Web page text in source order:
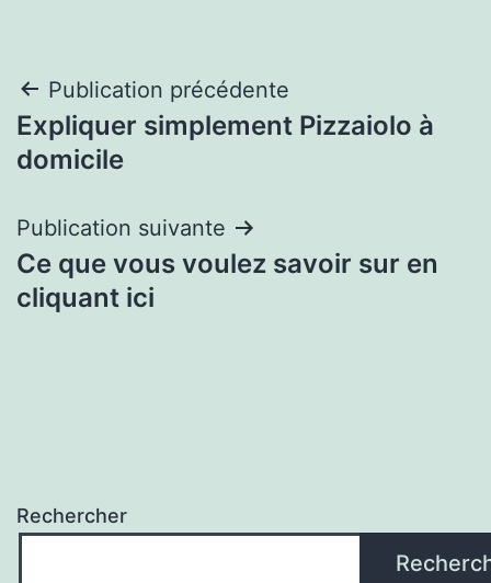
Navigation
de
Publication précédente
Expliquer simplement Pizzaiolo à
domicile
Publication suivante
Ce que vous voulez savoir sur en
cliquant ici
Rechercher